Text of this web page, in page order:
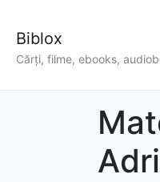
Biblox
Cărți, filme, ebooks,